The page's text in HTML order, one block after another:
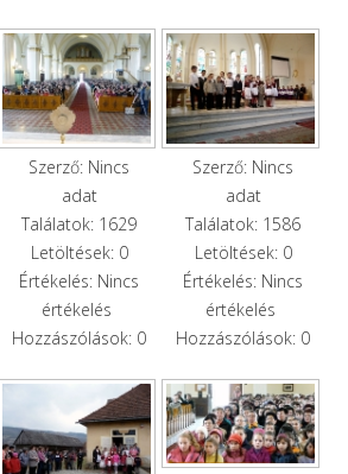
Szerző: Nincs
adat
Találatok: 1629
Letöltések: 0
Értékelés: Nincs
értékelés
Hozzászólások: 0
Szerző: Nincs
adat
Találatok: 1586
Letöltések: 0
Értékelés: Nincs
értékelés
Hozzászólások: 0